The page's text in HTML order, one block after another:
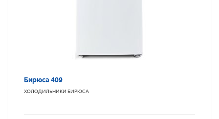
Бирюса 409
ХОЛОДИЛЬНИКИ БИРЮСА